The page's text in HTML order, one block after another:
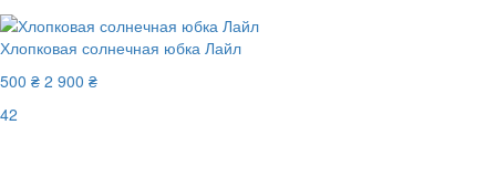
Хлопковая солнечная юбка Лайл
500 ₴ 2 900 ₴
42